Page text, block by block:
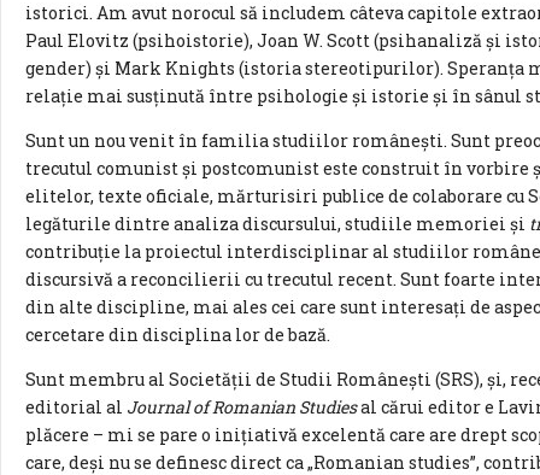
istorici. Am avut norocul să includem câteva capitole
Paul Elovitz (psihoistorie), Joan W. Scott (psihanaliză și
gender) și Mark Knights (istoria stereotipurilor). Speranța
relație mai susținută între psihologie și istorie și în sânul
Sunt un nou venit în familia studiilor românești. Sunt
trecutul comunist şi postcomunist este construit în
elitelor, texte oficiale, mărturisiri publice de colaborare cu
legăturile dintre analiza discursului, studiile memoriei și
contribuție la proiectul interdisciplinar al studiilor
discursivă a reconcilierii cu trecutul recent. Sunt foarte
din alte discipline, mai ales cei care sunt interesați de
cercetare din disciplina lor de bază.
Sunt membru al Societății de Studii Românești (SRS), și,
editorial al Journal of Romanian Studiesal cărui editor e
plăcere – mi se pare o inițiativă excelentă care are drept
care, deși nu se definesc direct ca „Romanian studies”,